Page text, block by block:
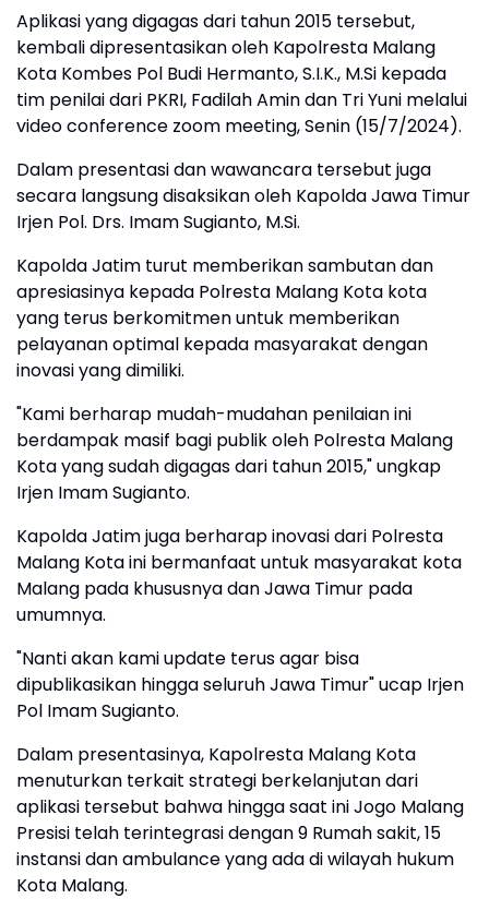
Aplikasi yang digagas dari tahun 2015 tersebut,
kembali dipresentasikan oleh Kapolresta Malang
Kota Kombes Pol Budi Hermanto, S.I.K., M.Si kepada
tim penilai dari PKRI, Fadilah Amin dan Tri Yuni melalui
video conference zoom meeting, Senin (15/7/2024).
Dalam presentasi dan wawancara tersebut juga
secara langsung disaksikan oleh Kapolda Jawa Timur
Irjen Pol. Drs. Imam Sugianto, M.Si.
Kapolda Jatim turut memberikan sambutan dan
apresiasinya kepada Polresta Malang Kota kota
yang terus berkomitmen untuk memberikan
pelayanan optimal kepada masyarakat dengan
inovasi yang dimiliki.
"Kami berharap mudah-mudahan penilaian ini
berdampak masif bagi publik oleh Polresta Malang
Kota yang sudah digagas dari tahun 2015," ungkap
Irjen Imam Sugianto.
Kapolda Jatim juga berharap inovasi dari Polresta
Malang Kota ini bermanfaat untuk masyarakat kota
Malang pada khususnya dan Jawa Timur pada
umumnya.
"Nanti akan kami update terus agar bisa
dipublikasikan hingga seluruh Jawa Timur" ucap Irjen
Pol Imam Sugianto.
Dalam presentasinya, Kapolresta Malang Kota
menuturkan terkait strategi berkelanjutan dari
aplikasi tersebut bahwa hingga saat ini Jogo Malang
Presisi telah terintegrasi dengan 9 Rumah sakit, 15
instansi dan ambulance yang ada di wilayah hukum
Kota Malang.